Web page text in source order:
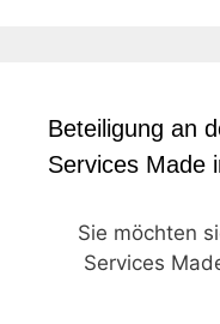
Beteiligung an
Services Made
Sie möchten
Services